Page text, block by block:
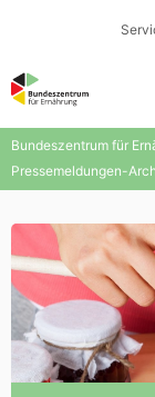
Bundeszentrum für
Pressemeldungen-